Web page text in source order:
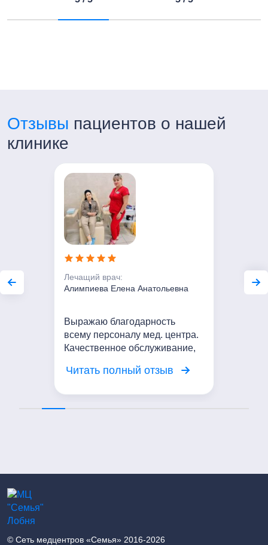
Отзывы пациентов о нашей
клинике
Лечащий врач:
Алимпиева Елена Анатольевна
Выражаю благодарность
всему персоналу мед. центра.
Качественное обслуживание,
довольна посещением центра!
Читать полный отзыв
© Сеть медцентров «Семья» 2016-2026